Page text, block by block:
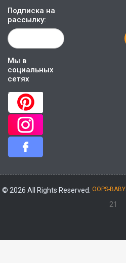
Подписка на
рассылку:
Мы в
социальных
сетях
© 2026 All Rights Reserved. OOPS-BABY.
21